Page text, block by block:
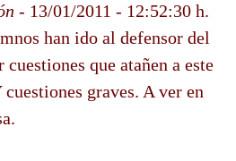
- 13/01/2011 - 12:52:30 h.
han ido al defensor del
que atañen a este
graves. A ver en